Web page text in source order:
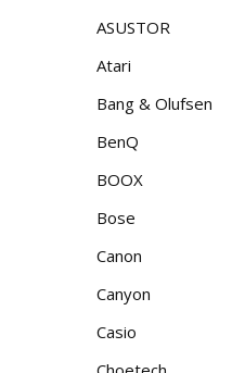
ASUSTOR
Atari
Bang & Olufsen
BenQ
BOOX
Bose
Canon
Canyon
Casio